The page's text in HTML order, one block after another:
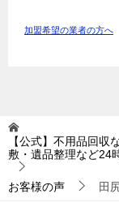
加盟希望の業者の方へ
【公式】不用品回収
敷・遺品整理など24
お客様の声 田